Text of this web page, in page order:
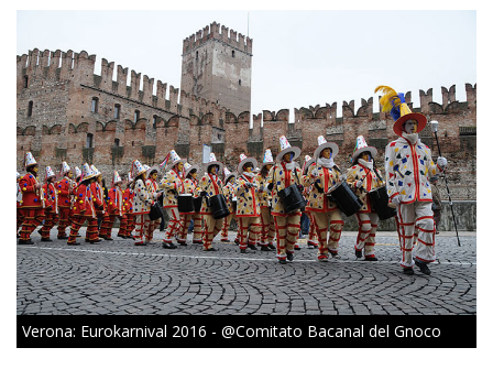
Verona: Eurokarnival 2016 - @Comitato Bacanal del Gnoco